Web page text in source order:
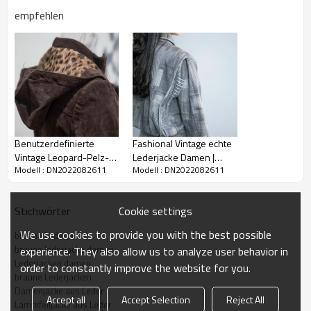
Neueste heiße verkaufende Vintage
braune Lederjacke | Modische kurze Jacke
mit echtem Leder
Größe:XS-3XL, unterstützt benutzerdefinierte Größe
Hohe Qualität:
Anwendung:
Beschreibung der braunen lederjacke damen
empfehlen
Benutzerdefinierte
Vintage Leopard-Pelz-
Jacke |
Modell : DN2022082611
Fashional Vintage echte
Lederjacke Damen |
Jacke aus echtem Leder
Modell : DN2022082611
Stichwörter
braune Lederjacke
braune lederjacke damen
Lederjacken damen
braune Lederjacken
Damenjacke aus Leder
Lammfelljacke aus Leder
Cookie settings
We use cookies to provide you with the best possible
experience. They also allow us to analyze user behavior in
order to constantly improve the website for you.
Accept all Accept Selection Reject All